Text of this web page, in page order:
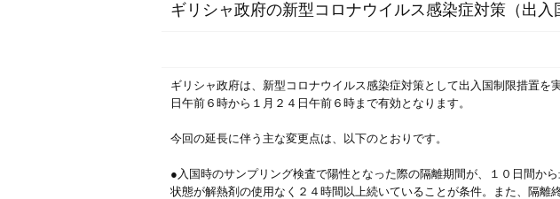
ギリシャ政府の新型コロナウイルス感染症対策（出入
ギリシャ政府は、新型コロナウイルス感染症対策として出入国制限措置
日午前６時から１月２４日午前６時まで有効となります。
今回の延長に伴う主な変更点は、以下のとおりです。
●入国時のサンプリング検査で陽性となった際の隔離期間が、１０日間か
状態が解熱剤の使用なく２４時間以上続いていることが条件。また、隔